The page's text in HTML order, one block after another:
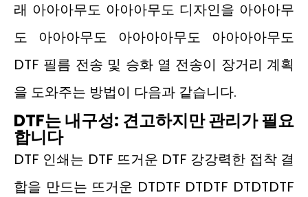
래 아아아무도 아아아무도 디자인을 아아아무
도 아아아무도 아아아아무도 아아아아무도
DTF 필름 전송 및 승화 열 전송이 장거리 계획
을 도와주는 방법이 다음과 같습니다.
DTF는내구성: 견고하지만 관리가 필요
합니다
DTF 인쇄는 DTF 뜨거운 DTF 강강력한 접착 결
합을 만드는 뜨거운 DTDTF DTDTF DTDTDTF